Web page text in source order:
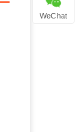
WeChat